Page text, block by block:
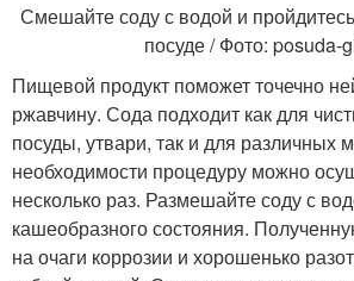
Смешайте соду с водой и
посуде / Фото: posuda-
Пищевой продукт поможет точечно
ржавчину. Сода подходит как для
посуды, утвари, так и для различных
необходимости процедуру можно
несколько раз. Размешайте соду с
кашеобразного состояния.
на очаги коррозии и хорошенько